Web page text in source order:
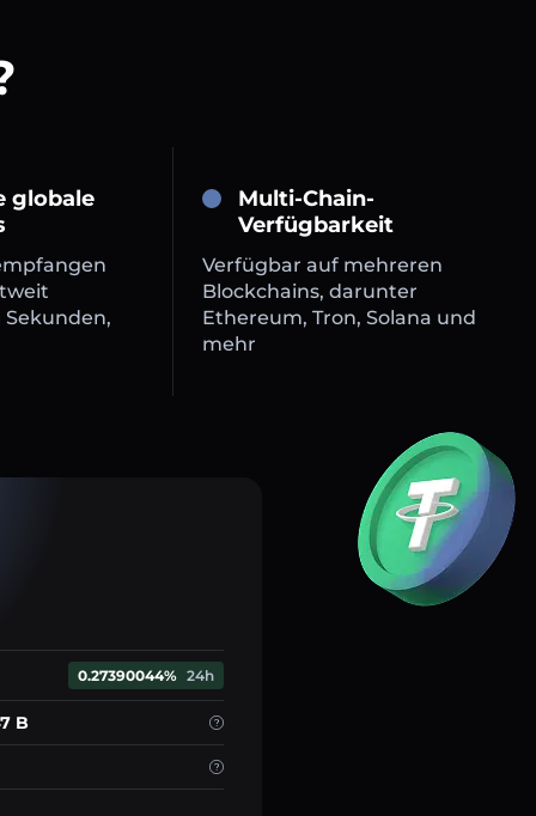
globale
Multi-Chain-
Verfügbarkeit
Verfügbar auf mehreren
Blockchains, darunter
Ethereum, Tron, Solana und
mehr
0.27390044% 24h
B